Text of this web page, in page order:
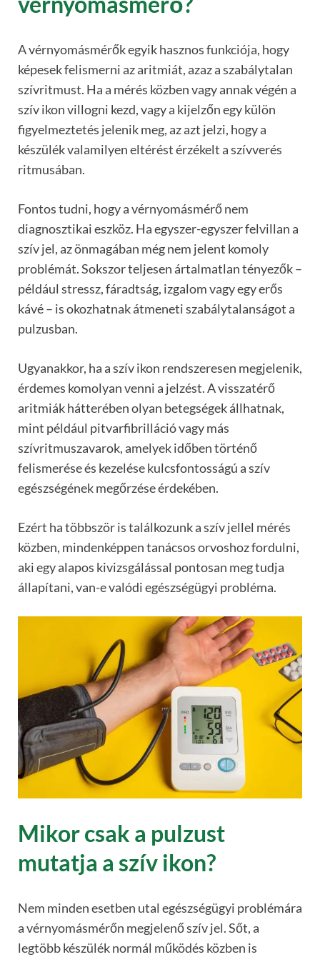
A vérnyomásmérők egyik hasznos funkciója, hogy
képesek felismerni az aritmiát, azaz a szabálytalan
szívritmust. Ha a mérés közben vagy annak végén a
szív ikon villogni kezd, vagy a kijelzőn egy külön
figyelmeztetés jelenik meg, az azt jelzi, hogy a
készülék valamilyen eltérést érzékelt a szívverés
ritmusában.
Fontos tudni, hogy a vérnyomásmérő nem
diagnosztikai eszköz. Ha egyszer-egyszer felvillan a
szív jel, az önmagában még nem jelent komoly
problémát. Sokszor teljesen ártalmatlan tényezők –
például stressz, fáradtság, izgalom vagy egy erős
kávé – is okozhatnak átmeneti szabálytalanságot a
pulzusban.
Ugyanakkor, ha a szív ikon rendszeresen megjelenik,
érdemes komolyan venni a jelzést. A visszatérő
aritmiák hátterében olyan betegségek állhatnak,
mint például pitvarfibrilláció vagy más
szívritmuszavarok, amelyek időben történő
felismerése és kezelése kulcsfontosságú a szív
egészségének megőrzése érdekében.
Ezért ha többször is találkozunk a szív jellel mérés
közben, mindenképpen tanácsos orvoshoz fordulni,
aki egy alapos kivizsgálással pontosan meg tudja
állapítani, van-e valódi egészségügyi probléma.
Mikor csak a pulzust
mutatja a szív ikon?
Nem minden esetben utal egészségügyi problémára
a vérnyomásmérőn megjelenő szív jel. Sőt, a
legtöbb készülék normál működés közben is